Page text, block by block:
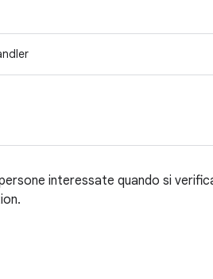
interessate quando si